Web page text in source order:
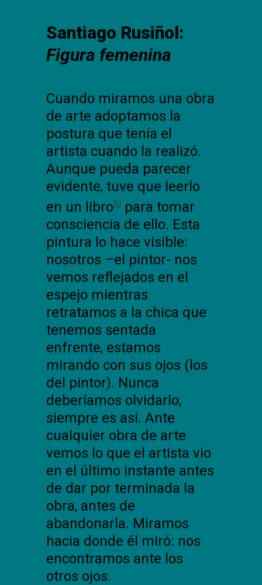
Santiago Rusiñol:
Figura femenina
Cuando miramos una obra
de arte adoptamos la
postura que tenía el
artista cuando la realizó.
Aunque pueda parecer
evidente, tuve que leerlo
en un libro [1]
para tomar
consciencia de ello. Esta
pintura lo hace visible:
nosotros –el pintor- nos
vemos reflejados en el
espejo mientras
retratamos a la chica que
tenemos sentada
enfrente, estamos
mirando con sus ojos (los
del pintor). Nunca
deberíamos olvidarlo,
siempre es así. Ante
cualquier obra de arte
vemos lo que el artista vio
en el último instante antes
de dar por terminada la
obra, antes de
abandonarla. Miramos
hacia donde él miró: nos
encontramos ante los
otros ojos.